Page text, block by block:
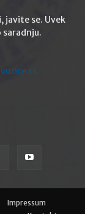
javite se. Uvek
Impressum